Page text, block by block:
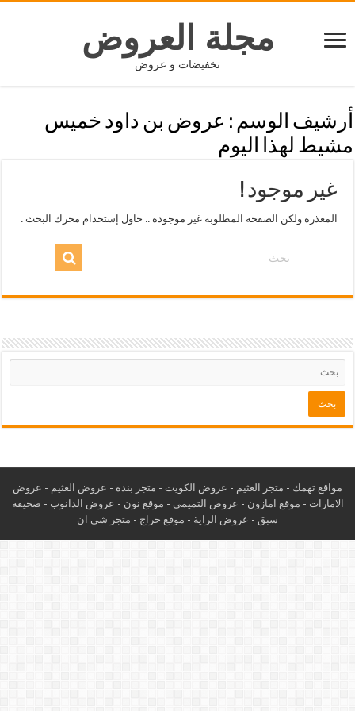
مجلة العروض
تخفيضات و عروض
أرشيف الوسم : عروض بن داود خميس
مشيط لهذا اليوم
غير موجود !
المعذرة ولكن الصفحة المطلوبة غير موجودة .. حاول إستخدام محرك البحث .
مواقع تهمك - متجر العثيم - عروض الكويت - متجر بنده - عروض العثيم - عروض
الامارات - موقع امازون - عروض التميمي - موقع نون - عروض الدانوب - صحيفة
سبق - عروض الراية - موقع حراج - متجر شي ان